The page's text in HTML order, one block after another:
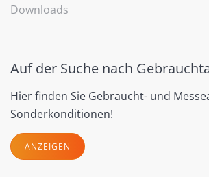
Downloads
Auf der Suche nach
Hier finden Sie Gebraucht- und
Sonderkonditionen!
ANZEIGEN